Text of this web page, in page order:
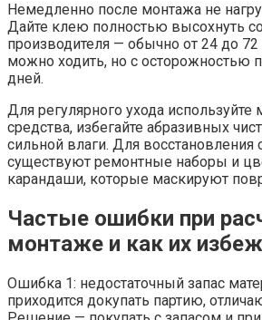
Немедленно после монтажа не
Дайте клею полностью высохнуть
производителя — обычно от 24 до 72
можно ходить, но с осторожностью
дней.
Для регулярного ухода
средства, избегайте абразивных
сильной влаги. Для восстановления
существуют ремонтные наборы и
карандаши, которые маскируют
Частые ошибки при
монтаже и как их
Ошибка 1: недостаточный запас
приходится докупать партию,